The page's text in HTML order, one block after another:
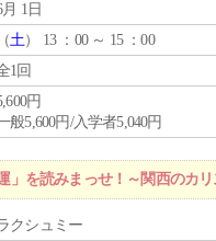
月 1日
（土） 13 ：00 ～ 15 ：00
1回
円
般5,600円/入学者5,040円
」を読みまっせ！～関西のカ
クシュミー